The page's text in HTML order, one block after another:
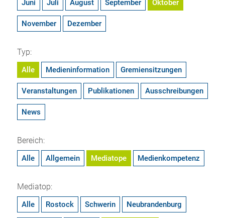
Juni Juli August September Oktober
November Dezember
Typ:
Alle Medieninformation Gremiensitzungen
Veranstaltungen Publikationen Ausschreibungen
News
Bereich:
Alle Allgemein Mediatope Medienkompetenz
Mediatop:
Alle Rostock Schwerin Neubrandenburg